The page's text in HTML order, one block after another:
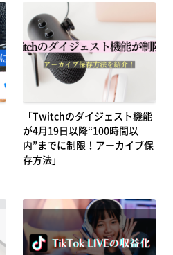
「Twitchのダイジェスト機能
が4月19日以降“100時間以
内”までに制限！アーカイブ保
存方法」